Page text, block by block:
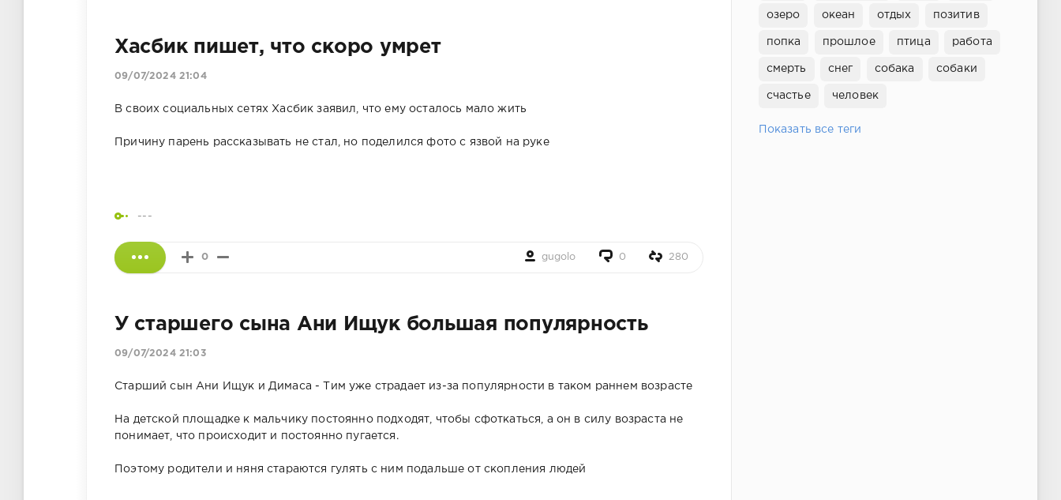
Хасбик пишет, что скоро умрет
09/07/2024 21:04
В своих социальных сетях Хасбик заявил, что ему осталось мало жить
Причину парень рассказывать не стал, но поделился фото с язвой на руке
---
0 gugolo 0 280
У старшего сына Ани Ищук большая популярность
09/07/2024 21:03
Старший сын Ани Ищук и Димаса - Тим уже страдает из-за популярности в таком раннем возрасте
На детской площадке к мальчику постоянно подходят, чтобы сфоткаться, а он в силу возраста не
понимает, что происходит и постоянно пугается.
Поэтому родители и няня стараются гулять с ним подальше от скопления людей
озеро океан отдых позитив
попка прошлое птица работа
смерть снег собака собаки
счастье человек
Показать все теги